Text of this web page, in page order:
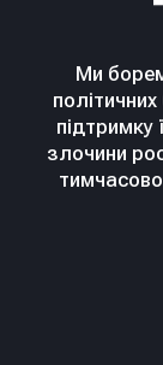
Ми
підтримку
злочини